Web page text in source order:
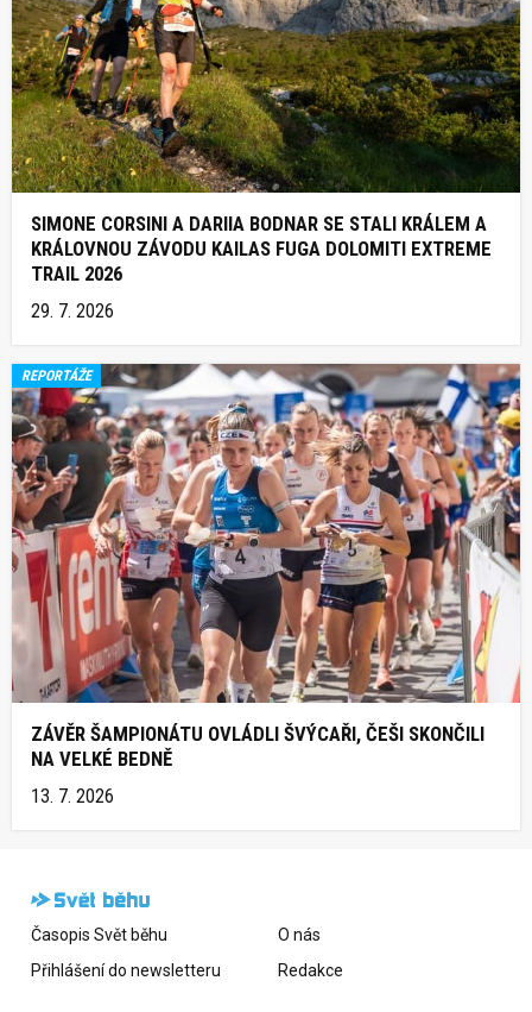
SIMONE CORSINI A DARIIA BODNAR SE STALI KRÁLEM A
KRÁLOVNOU ZÁVODU KAILAS FUGA DOLOMITI EXTREME
TRAIL 2026
29. 7. 2026
REPORTÁŽE
ZÁVĚR ŠAMPIONÁTU OVLÁDLI ŠVÝCAŘI, ČEŠI SKONČILI
NA VELKÉ BEDNĚ
13. 7. 2026
Časopis Svět běhu
Přihlášení do newsletteru
O nás
Redakce